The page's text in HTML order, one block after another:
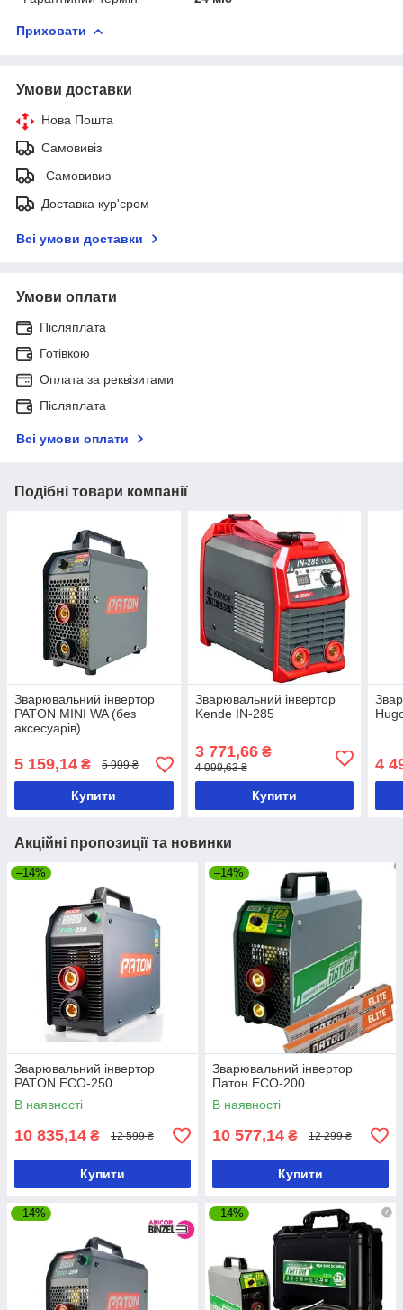
Приховати
Умови доставки
Нова Пошта
Самовивіз
-Самовивиз
Доставка кур'єром
Всі умови доставки
Умови оплати
Післяплата
Готівкою
Оплата за реквізитами
Післяплата
Всі умови оплати
Подібні товари компанії
Зварювальний інвертор
PATON MINI WA (без
аксесуарів)
5 159,14 ₴ 5 999 ₴
Купити
Зварювальний інвертор
Kende IN-285
3 771,66₴
4 099,63 ₴
Купити
4
Акційні пропозиції та новинки
–14%
Зварювальний інвертор
PATON ECO-250
В наявності
10 835,14 ₴ 12 599 ₴
Купити
–14%
Зварювальний інвертор
Патон ECO-200
В наявності
10 577,14 ₴ 12 299 ₴
Купити
–14% –14%